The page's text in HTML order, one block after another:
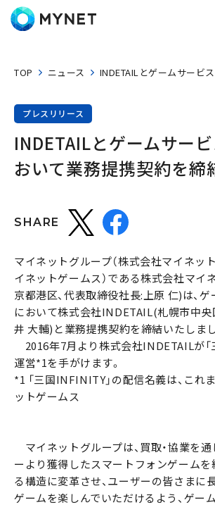
TOP ニュース INDETAILとゲームサービ
プレスリリース
INDETAILとゲームサー
おいて業務提携契約を締
SHARE
マイネットグループ（株式会社マイネッ
イネットゲームス）である株式会社マイ
京都港区、代表取締役社長:上原 仁)は、
において株式会社INDETAIL(札幌市中央
井 大輔)と業務提携契約を締結いたしまし
2016年7月より株式会社INDETAILが「
運営*1を手がけます。
*1 「三国INFINITY」の配信名義は、これ
ットゲームス
マイネットグループは、買取・協業を
ーより獲得したスマートフォンゲーム
る構造に変革させ、ユーザーの皆さまに
ゲームを楽しんでいただけるよう、ゲー